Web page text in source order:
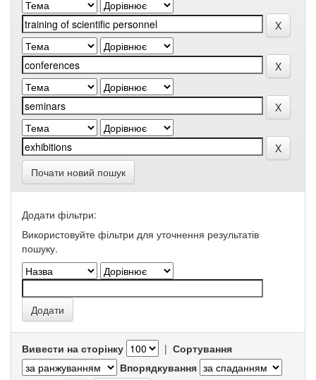
Почати новий пошук
Додати фільтри:
Використовуйте фільтри для уточнення результатів
пошуку.
Вивести на сторінку | Сортування
Впорядкування